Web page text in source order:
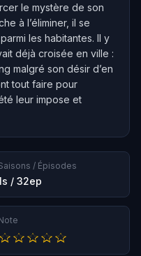
le mystère de son
à l’éliminer, il se
les habitantes. Il y
déjà croisée en ville :
malgré son désir d’en
tout faire pour
leur impose et
/ Épisodes
/ 32ep